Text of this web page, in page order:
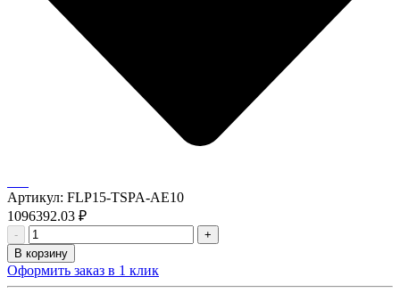
Артикул: FLP15-TSPA-AE10
1096392.03 ₽
-
+
В корзину
Оформить заказ в 1 клик